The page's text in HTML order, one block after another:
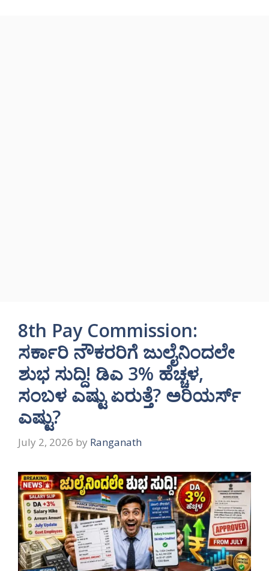
8th Pay Commission:
ಸರ್ಕಾರಿ ನೌಕರರಿಗೆ ಜುಲೈನಿಂದಲೇ
ಶುಭ ಸುದ್ದಿ! ಡಿಎ 3% ಹೆಚ್ಚಳ,
ಸಂಬಳ ಎಷ್ಟು ಏರುತ್ತೆ? ಅರಿಯರ್ಸ್
ಎಷ್ಟು?
July 2, 2026 by Ranganath